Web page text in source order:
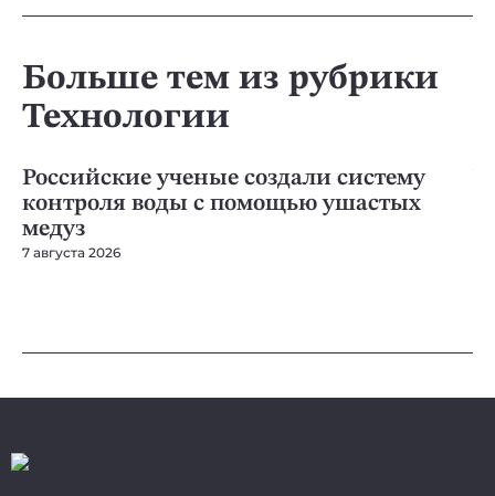
Больше тем из рубрики
Технологии
Российские ученые создали систему
контроля воды с помощью ушастых
медуз
7 августа 2026